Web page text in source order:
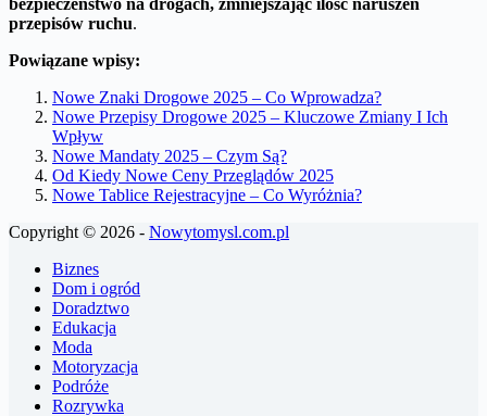
przepisów ruchu.
Powiązane wpisy:
Nowe Znaki Drogowe 2025 – Co Wprowadza?
Nowe Przepisy Drogowe 2025 – Kluczowe Zmiany I Ich
Wpływ
Nowe Mandaty 2025 – Czym Są?
Od Kiedy Nowe Ceny Przeglądów 2025
Nowe Tablice Rejestracyjne – Co Wyróżnia?
Copyright © 2026 - Nowytomysl.com.pl
Biznes
Dom i ogród
Doradztwo
Edukacja
Moda
Motoryzacja
Podróże
Rozrywka